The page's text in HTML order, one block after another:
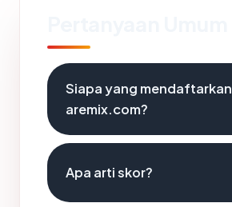
Siapa yang mendaftarkan
aremix.com?
Apa arti skor?